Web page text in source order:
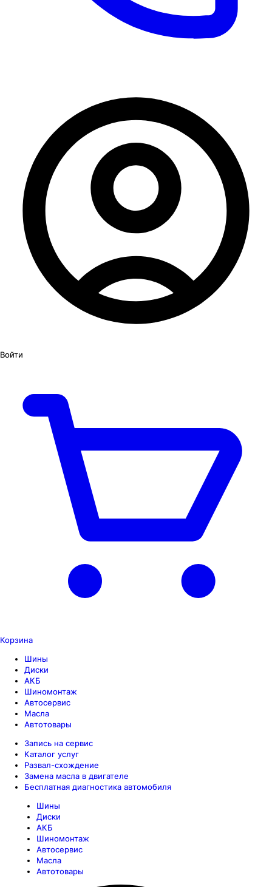
Войти
Корзина
Шины
Диски
АКБ
Шиномонтаж
Автосервис
Масла
Автотовары
Запись на сервис
Каталог услуг
Развал-схождение
Замена масла в двигателе
Бесплатная диагностика автомобиля
Шины
Диски
АКБ
Шиномонтаж
Автосервис
Масла
Автотовары